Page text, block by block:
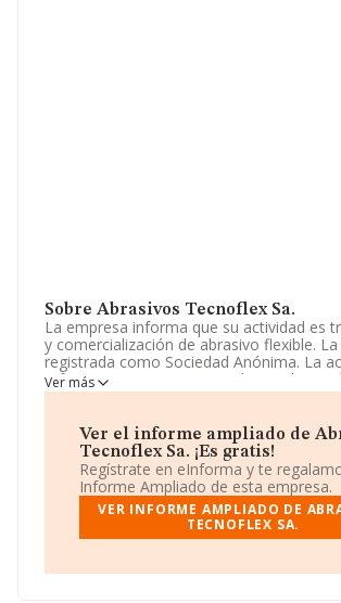
Sobre Abrasivos Tecnoflex Sa.
La empresa informa que su actividad es
y comercialización de abrasivo flexible.
registrada como Sociedad Anónima. La
referencia CNAE corresponde a
productos abrasivos', cuyo Código es
Los empleados se han reducido un 15% y
cifras existentes en la base de datos de
número de empleados ha estado por
media de sector.
Respecto a la posición de la empresa
facilita la siguiente información: la
Ver más
Ver el informe ampliado de
Tecnoflex Sa. ¡Es gratis!
Regístrate en eInforma y te
Informe Ampliado de esta empresa.
VER INFORME AMPLIADO DE
TECNOFLEX SA.